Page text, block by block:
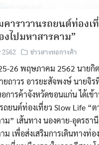
คาราวานรถยนต์ท่อง
ไปมหาสารคาม”
ข่าวสารหอการค้า
26 พฤษภาคม 2562 นายกิ
ยถาวร อารยะสัจพงษ์ นายจิร
การค้าจังหวัดขอนแก่น ได้เข้
ถยนต์ท่องเที่ยว Slow Life “ต
ม” เส้นทาง นองคาย-อุดรธา
ม เพื่อส่งเสริมการเดินทางท่อ